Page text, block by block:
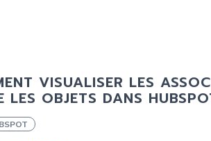
VISUALISER LES
LES OBJETS DANS